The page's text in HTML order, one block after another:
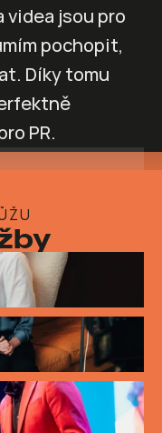
jsou pro
pochopit,
Díky tomu
PR.